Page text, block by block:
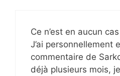
Ce n’est en aucun
J’ai personnellement
commentaire de
déjà plusieurs mois,